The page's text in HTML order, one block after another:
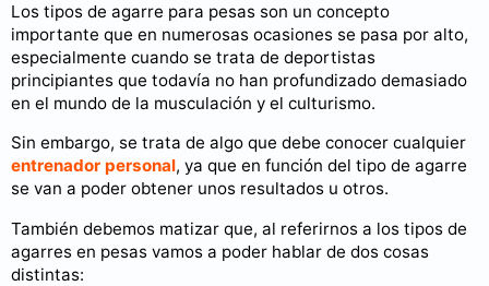
Los tipos de agarre para pesas son un concepto
importante que en numerosas ocasiones se pasa por alto,
especialmente cuando se trata de deportistas
principiantes que todavía no han profundizado demasiado
en el mundo de la musculación y el culturismo.
Sin embargo, se trata de algo que debe conocer cualquier
entrenador personal, ya que en función del tipo de agarre
se van a poder obtener unos resultados u otros.
También debemos matizar que, al referirnos a los tipos de
agarres en pesas vamos a poder hablar de dos cosas
distintas: